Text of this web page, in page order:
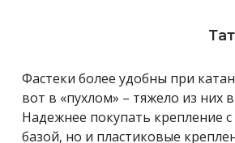
Фастеки более удобны при
вот в «пухлом» – тяжело из них
Надежнее покупать крепление
базой, но и пластиковые